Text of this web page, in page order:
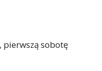
pierwszą sobotę